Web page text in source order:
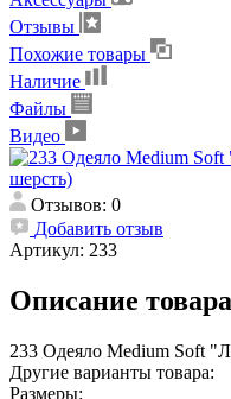
Отзывы
Похожие товары
Наличие
Файлы
Видео
Отзывов: 0
Добавить отзыв
Артикул: 233
Описание
233 Одеяло Medium Soft
Другие варианты товара:
Размеры: